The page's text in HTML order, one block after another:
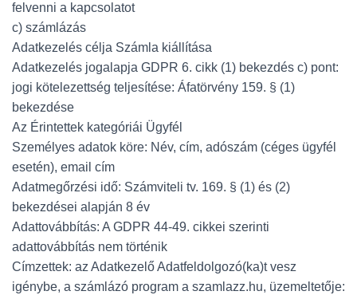
felvenni a kapcsolatot
c) számlázás
Adatkezelés célja Számla kiállítása
Adatkezelés jogalapja GDPR 6. cikk (1) bekezdés c) pont:
jogi kötelezettség teljesítése: Áfatörvény 159. § (1)
bekezdése
Az Érintettek kategóriái Ügyfél
Személyes adatok köre: Név, cím, adószám (céges ügyfél
esetén), email cím
Adatmegőrzési idő: Számviteli tv. 169. § (1) és (2)
bekezdései alapján 8 év
Adattovábbítás: A GDPR 44-49. cikkei szerinti
adattovábbítás nem történik
Címzettek: az Adatkezelő Adatfeldolgozó(ka)t vesz
igénybe, a számlázó program a szamlazz.hu, üzemeltetője: